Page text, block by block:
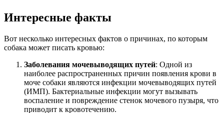
Интересные факты
Вот несколько интересных фактов о причинах, по которым
собака может писать кровью:
Заболевания мочевыводящих путей: Одной из
наиболее распространенных причин появления крови в
моче собаки являются инфекции мочевыводящих путей
(ИМП). Бактериальные инфекции могут вызывать
воспаление и повреждение стенок мочевого пузыря, что
приводит к кровотечению.